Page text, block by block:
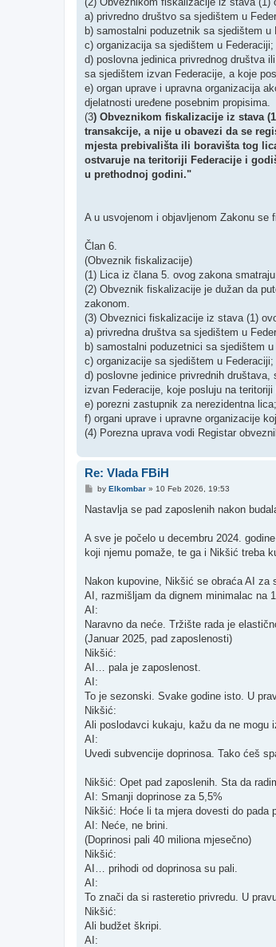
a) privredno društvo sa sjedištem u
b) samostalni poduzetnik sa sjedištem u
c) organizacija sa sjedištem u Federaciji;
d) poslovna jedinica privrednog društva
sa sjedištem izvan Federacije, a koje
e) organ uprave i upravna organizacija
djelatnosti uređene posebnim propisima.
(3) Obveznikom fiskalizacije iz stava
transakcije, a nije u obavezi da se
mjesta prebivališta ili boravišta tog
ostvaruje na teritoriji Federacije i
u prethodnoj godini."
A u usvojenom i objavljenom Zakonu
Član 6.
(Obveznik fiskalizacije)
(1) Lica iz člana 5. ovog zakona
(2) Obveznik fiskalizacije je dužan da
zakonom.
(3) Obveznici fiskalizacije iz stava (1)
a) privredna društva sa sjedištem u
b) samostalni poduzetnici sa sjedištem u
c) organizacije sa sjedištem u Federaciji;
d) poslovne jedinice privrednih
izvan Federacije, koje posluju na teritoriji
e) porezni zastupnik za nerezidentna lica;
f) organi uprave i upravne organizacije
(4) Porezna uprava vodi Registar
Re: Vlada FBiH
P
s
by Elkombar» 10 Feb 2026, 19:53
Nastavlja se pad zaposlenih nakon
A sve je počelo u decembru 2024.
koji njemu pomaže, te ga i Nikšić treba
Nakon kupovine, Nikšić se obraća AI za
AI, razmišljam da dignem minimalac na
AI:
Naravno da neće. Tržište rada je
(Januar 2025, pad zaposlenosti)
Nikšić:
AI… pala je zaposlenost.
AI:
To je sezonski. Svake godine isto. U
Nikšić:
Ali poslodavci kukaju, kažu da ne mogu
AI:
Uvedi subvencije doprinosa. Tako ćeš
Nikšić: Opet pad zaposlenih. Sta da
AI: Smanji doprinose za 5,5%
Nikšić: Hoće li ta mjera dovesti do pada
AI: Neće, ne brini.
(Doprinosi pali 40 miliona mjesečno)
Nikšić:
AI… prihodi od doprinosa su pali.
AI:
To znači da si rasteretio privredu. U
Nikšić:
Ali budžet škripi.
AI: